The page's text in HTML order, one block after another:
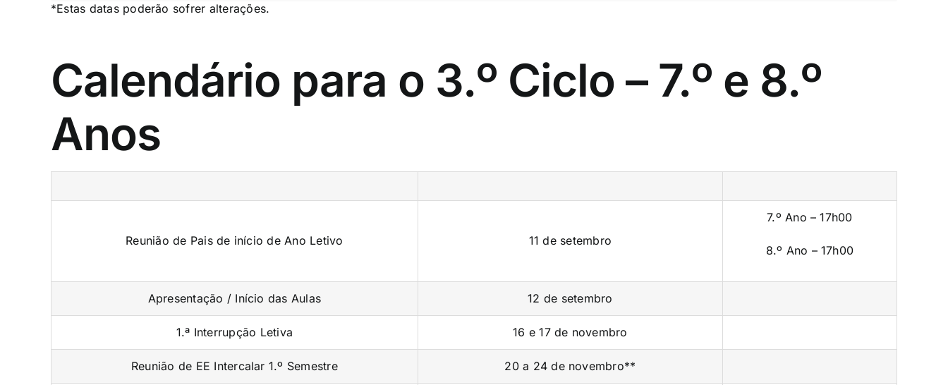
*Estas datas poderão sofrer alterações.
Calendário para o 3.º Ciclo – 7.º e 8.º
Anos
Reunião de Pais de início de Ano Letivo 11 de setembro
7.º Ano – 17h00
8.º Ano – 17h00
Apresentação / Início das Aulas 12 de setembro
1.ª Interrupção Letiva 16 e 17 de novembro
Reunião de EE Intercalar 1.º Semestre 20 a 24 de novembro**